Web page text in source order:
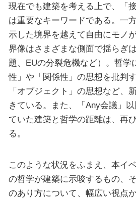
現在でも建築を考える上で、「
は重要なキーワードである。一
示した境界を越えて自由にモノ
界像はさまざまな側面で揺らぎ
題、EUの分裂危機など）。哲学
性」や「関係性」の思想を批判
「オブジェクト」の思想など、
きている。また、「Any会議」
ていた建築と哲学の距離は、再
る。
このような状況をふまえ、本イ
の哲学が建築に示唆するもの、
のあり方について、幅広い視点